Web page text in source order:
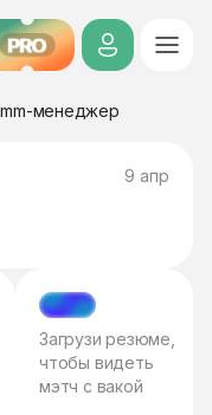
PRO
менеджер
9 апр
МЭТЧ
Загрузи резюме,
чтобы видеть
мэтч с вакой